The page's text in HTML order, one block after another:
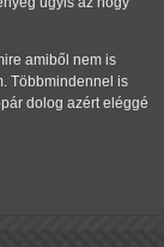
amiből nem is
Többmindennel is
dolog azért eléggé